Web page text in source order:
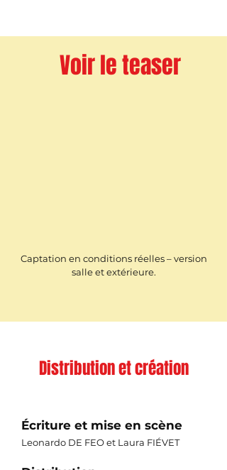
Voir le teaser
Captation en conditions réelles – version
salle et extérieure.
Distribution et création
Écriture et mise en scène
Leonardo DE FEO et Laura FIÉVET